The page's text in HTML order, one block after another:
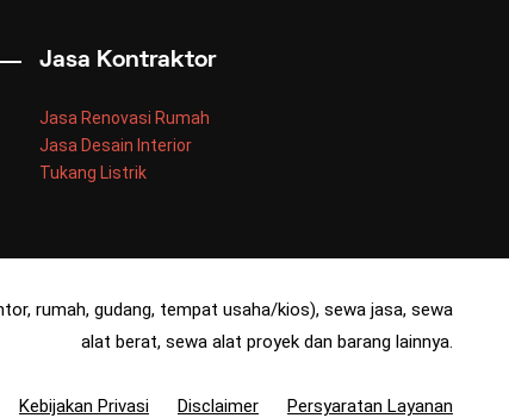
Jasa Kontraktor
Jasa Renovasi Rumah
Jasa Desain Interior
Tukang Listrik
rumah, gudang, tempat usaha/kios), sewa jasa, sewa
alat berat, sewa alat proyek dan barang lainnya.
Kebijakan Privasi Disclaimer Persyaratan Layanan